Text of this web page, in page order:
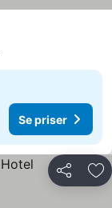
Se priser
Del